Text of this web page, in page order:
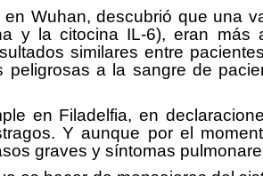
Wuhan, descubrió que una
y la citocina IL-6), eran
similares entre
a la sangre de
en Filadelfia, en
Y aunque por el
graves y síntomas